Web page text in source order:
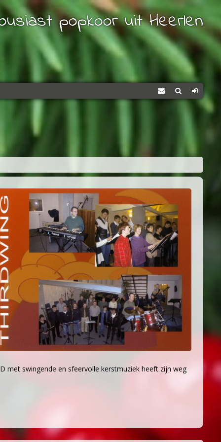
popkoor uit Heerlen
ContactZoeken
met swingende en sfeervolle kerstmuziek heeft zijn weg